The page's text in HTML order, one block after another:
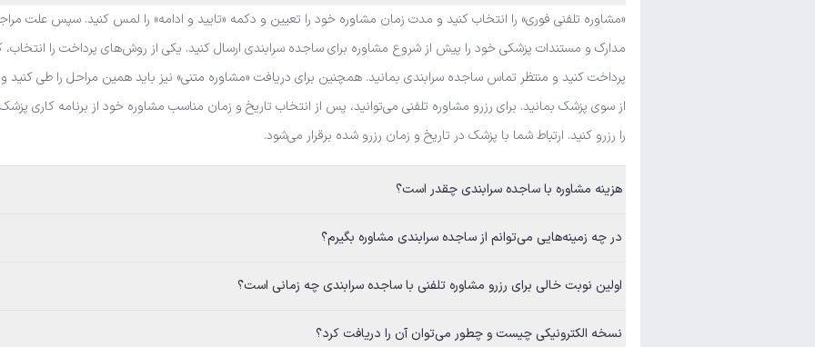
«مشاوره تلفنی فوری» را انتخاب کنید و مدت زمان مشاوره خود را تعیین و دکمه «تایید و ادامه» را لمس کنید. سپس علت
مدارک و مستندات پزشکی خود را پیش از شروع مشاوره برای ساجده سرابندی ارسال کنید. یکی از روش‌های پرداخت را انتخاب،
پرداخت کنید و منتظر تماس ساجده سرابندی بمانید. همچنین برای دریافت «مشاوره متنی» نیز باید همین مراحل را طی کنید
از سوی پزشک بمانید. برای رزرو مشاوره تلفنی می‌توانید، پس از انتخاب تاریخ و زمان مناسب مشاوره خود از برنامه کاری
را رزرو کنید. ارتباط شما با پزشک در تاریخ و زمان رزرو شده برقرار می‌شود.
هزینه مشاوره با ساجده سرابندی چقدر است؟
در چه زمینه‌هایی می‌توانم از ساجده سرابندی مشاوره بگیرم؟
اولین نوبت خالی برای رزرو مشاوره تلفنی با ساجده سرابندی چه زمانی است؟
نسخه الکترونیکی چیست و چطور می‌توان آن را دریافت کرد؟